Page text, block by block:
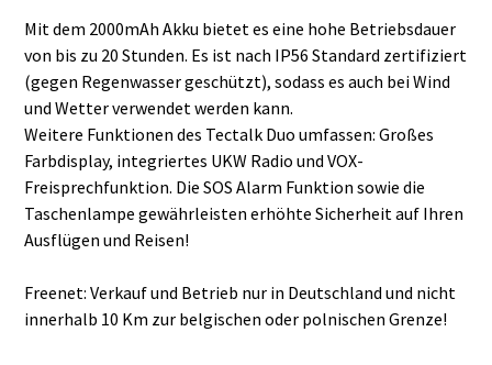
Mit dem 2000mAh Akku bietet es eine hohe Betriebsdauer
von bis zu 20 Stunden. Es ist nach IP56 Standard zertifiziert
(gegen Regenwasser geschützt), sodass es auch bei Wind
und Wetter verwendet werden kann.
Weitere Funktionen des Tectalk Duo umfassen: Großes
Farbdisplay, integriertes UKW Radio und VOX-
Freisprechfunktion. Die SOS Alarm Funktion sowie die
Taschenlampe gewährleisten erhöhte Sicherheit auf Ihren
Ausflügen und Reisen!
Freenet: Verkauf und Betrieb nur in Deutschland und nicht
innerhalb 10 Km zur belgischen oder polnischen Grenze!